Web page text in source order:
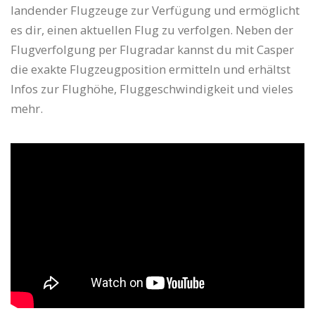
landender Flugzeuge zur Verfügung und ermöglicht
es dir, einen aktuellen Flug zu verfolgen. Neben der
Flugverfolgung per Flugradar kannst du mit Casper
die exakte Flugzeugposition ermitteln und erhältst
Infos zur Flughöhe, Fluggeschwindigkeit und vieles
mehr.